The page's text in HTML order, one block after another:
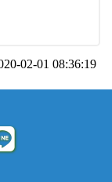
02-01 08:36:19